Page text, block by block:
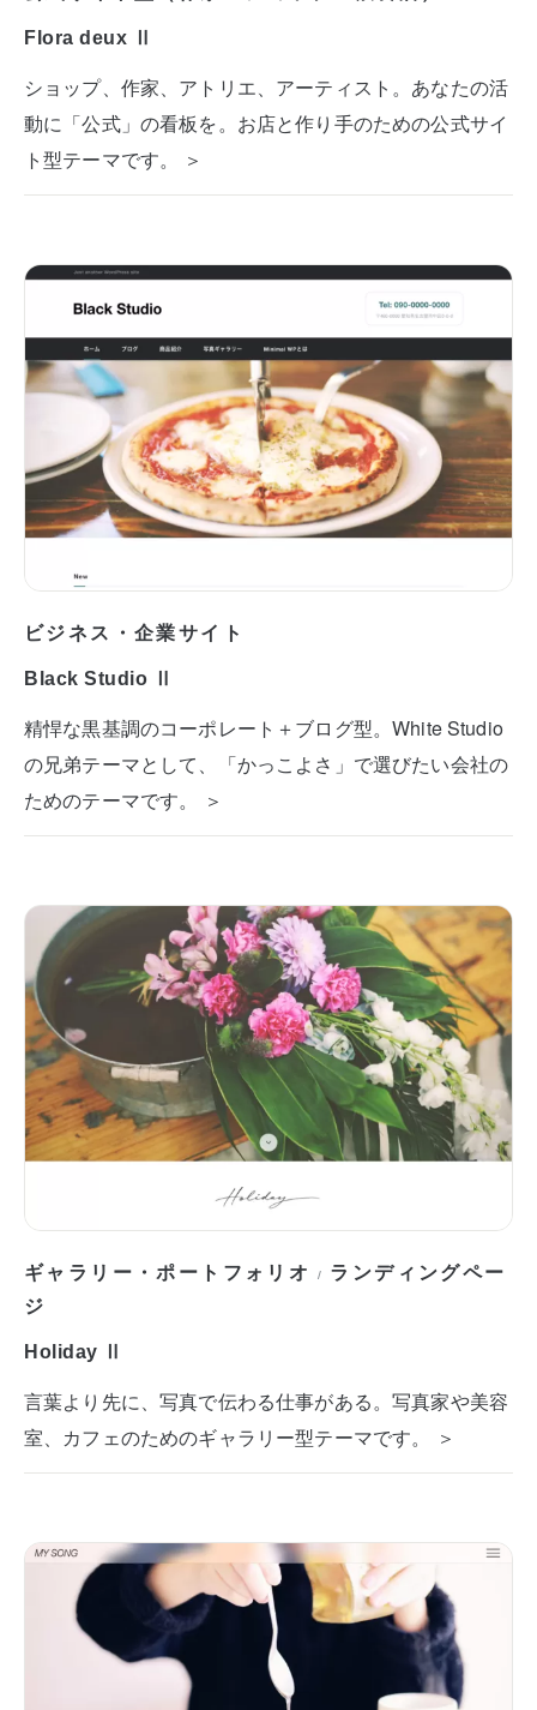
Flora deux Ⅱ
ショップ、作家、アトリエ、アーティスト。あなたの活
動に「公式」の看板を。お店と作り手のための公式サイ
ト型テーマです。 ＞
ビジネス・企業サイト
Black Studio Ⅱ
精悍な黒基調のコーポレート＋ブログ型。White Studio
の兄弟テーマとして、「かっこよさ」で選びたい会社の
ためのテーマです。 ＞
ギャラリー・ポートフォリオ / ランディングペー
ジ
Holiday Ⅱ
言葉より先に、写真で伝わる仕事がある。写真家や美容
室、カフェのためのギャラリー型テーマです。 ＞